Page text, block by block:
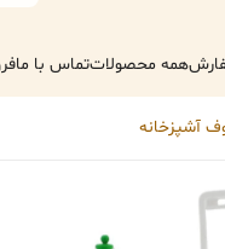
همه محصولاتتماس با ما
آشپزخانه